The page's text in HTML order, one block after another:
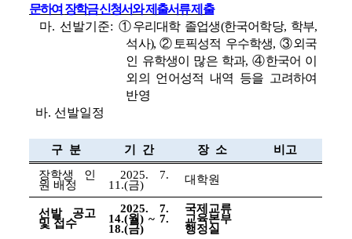
문하여 장학금 신청서와 제출서류 제출
마. 선발기준: ①우리대학 졸업생(한국어학당, 학부
석사), ② 토픽성적 우수학생, ③외국
인 유학생이 많은 학과, ④한국어 이
외의 언어성적 내역 등을 고려하여
반영
바. 선발일정
구  분 기  간 장  소
비고
장학생 인
원 배정
2025. 7.
11.(금) 대학원
선발 공고
및 접수
2025. 7.
14.(월) ~ 7.
18.(금)
국제교류
교육본부
행정실